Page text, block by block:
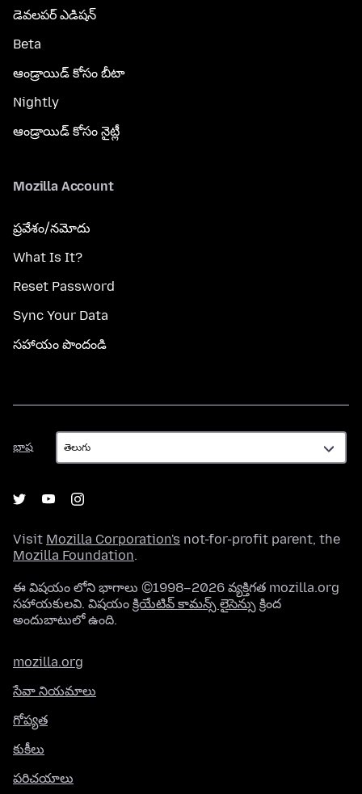
డెవలపర్ ఎడిషన్
Beta
ఆండ్రాయిడ్ కోసం బీటా
Nightly
ఆండ్రాయిడ్ కోసం నైట్లీ
Mozilla Account
ప్రవేశం/నమోదు
What Is It?
Reset Password
Sync Your Data
సహాయం పొందండి
భాష
భాష
Visit Mozilla Corporation's not-for-profit parent, the
Mozilla Foundation.
ఈ విషయం లోని భాగాలు ©1998–2026 వ్యక్తిగత mozilla.org
సహాయకులవి. విషయం క్రియేటివ్ కామన్స్ లైసెన్సు క్రింద
అందుబాటులో ఉంది.
mozilla.org
సేవా నియమాలు
గోప్యత
కుకీలు
పరిచయాలు